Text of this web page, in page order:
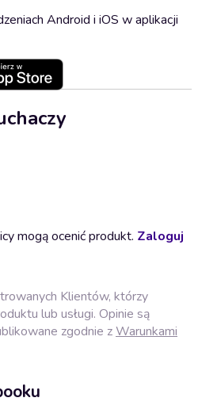
Android i iOS w aplikacji
mogą ocenić produkt. Zaloguj
Klientów, którzy
lub usługi. Opinie są
zgodnie zWarunkami